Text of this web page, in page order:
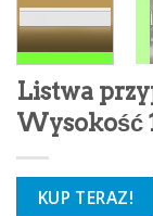
Listwa
Wysokość
KUP TERAZ!